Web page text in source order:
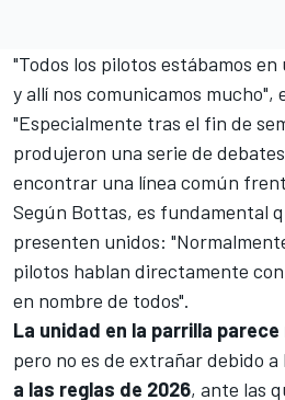
"Todos los pilotos estábamos
y allí nos comunicamos mucho",
"Especialmente tras el fin de
produjeron una serie de
encontrar una línea común
Según Bottas, es fundamental
presenten unidos:
pilotos hablan directamente
en nombre de todos".
La unidad en la parrilla
pero no es de extrañar debido
a las reglas de 2026, ante las